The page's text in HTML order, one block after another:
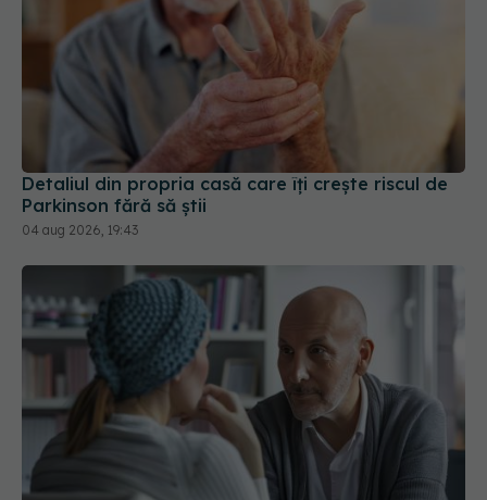
Detaliul din propria casă care îți crește riscul de
Parkinson fără să știi
04 aug 2026, 19:43